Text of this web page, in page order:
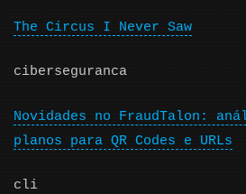
The Circus I Never Saw
ciberseguranca
Novidades no FraudTalon:
planos para QR Codes e URLs
cli